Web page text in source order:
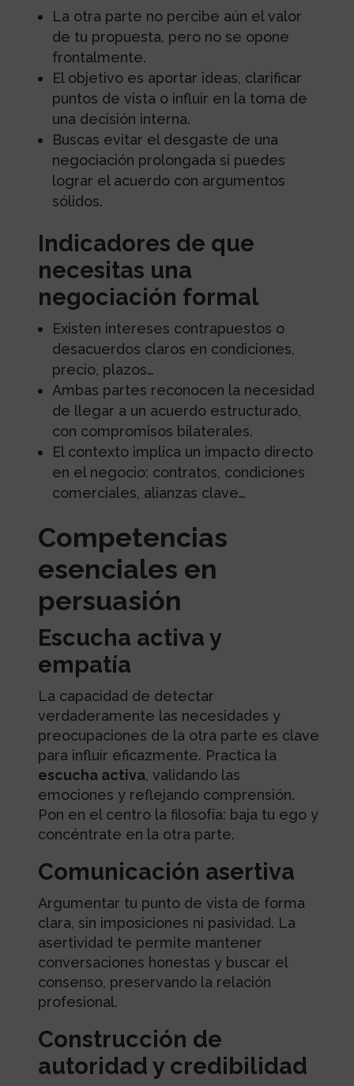
La otra parte no percibe aún el valor
de tu propuesta, pero no se opone
frontalmente.
El objetivo es aportar ideas, clarificar
puntos de vista o influir en la toma de
una decisión interna.
Buscas evitar el desgaste de una
negociación prolongada si puedes
lograr el acuerdo con argumentos
sólidos.
Indicadores de que
necesitas una
negociación formal
Existen intereses contrapuestos o
desacuerdos claros en condiciones,
precio, plazos…
Ambas partes reconocen la necesidad
de llegar a un acuerdo estructurado,
con compromisos bilaterales.
El contexto implica un impacto directo
en el negocio: contratos, condiciones
comerciales, alianzas clave…
Competencias
esenciales en
persuasión
Escucha activa y
empatía
La capacidad de detectar
verdaderamente las necesidades y
preocupaciones de la otra parte es clave
para influir eficazmente. Practica la
escucha activa, validando las
emociones y reflejando comprensión.
Pon en el centro la filosofía: baja tu ego y
concéntrate en la otra parte.
Comunicación asertiva
Argumentar tu punto de vista de forma
clara, sin imposiciones ni pasividad. La
asertividad te permite mantener
conversaciones honestas y buscar el
consenso, preservando la relación
profesional.
Construcción de
autoridad y credibilidad